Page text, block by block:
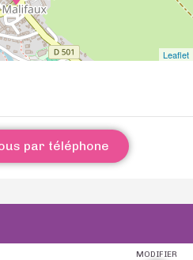
Leaflet
par téléphone
MODIFIER